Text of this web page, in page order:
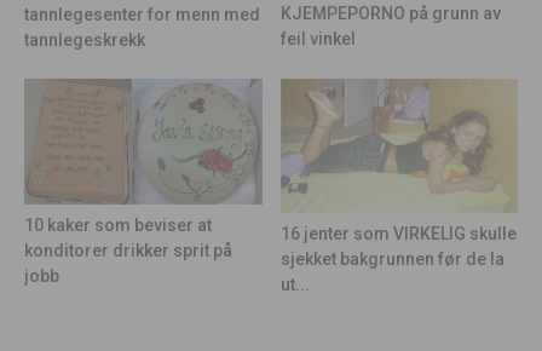
tannlegesenter for menn med
tannlegeskrekk
KJEMPEPORNO på grunn av
feil vinkel
10 kaker som beviser at
konditorer drikker sprit på
jobb
16 jenter som VIRKELIG skulle
sjekket bakgrunnen før de la
ut...